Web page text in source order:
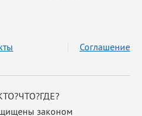
законом
Соглашение